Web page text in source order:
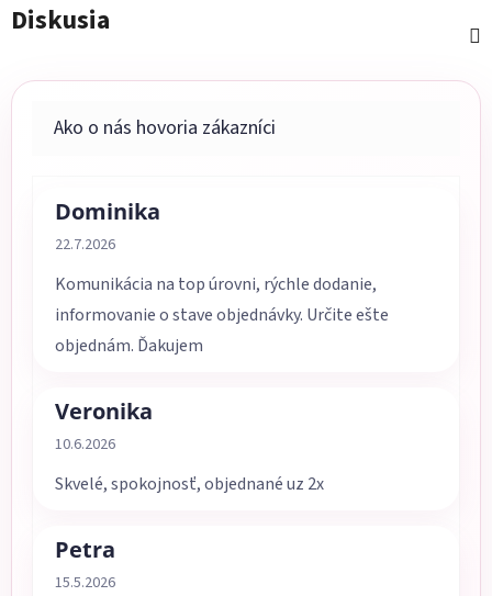
Diskusia
Dominika
Hodnotenie obchodu je 5 z 5 hviezdičiek.
22.7.2026
Komunikácia na top úrovni, rýchle dodanie,
informovanie o stave objednávky. Určite ešte
objednám. Ďakujem
Veronika
Hodnotenie obchodu je 5 z 5 hviezdičiek.
10.6.2026
Skvelé, spokojnosť, objednané uz 2x
Petra
Hodnotenie obchodu je 5 z 5 hviezdičiek.
15.5.2026